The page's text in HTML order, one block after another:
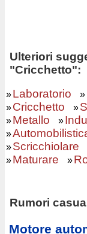
Ulteriori
"Cricchetto":
»Laboratorio »
»Cricchetto »
»Metallo »
»
»Scricchiolare
»Maturare »
Rumori
Motore